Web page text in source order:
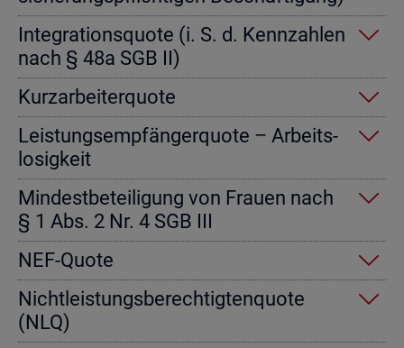
In­te­gra­ti­ons­quo­te (i. S. d. Kenn­zah­len
nach § 48a SGB II)
Kurz­ar­bei­ter­quo­te
Leis­tungs­emp­fän­ger­quo­te – Ar­beits­
lo­sig­keit
Min­dest­be­tei­li­gung von Frau­en nach
§ 1 Abs. 2 Nr. 4 SGB III
NEF-Quote
Nicht­leis­tungs­be­rech­tig­ten­quo­te
(NLQ)